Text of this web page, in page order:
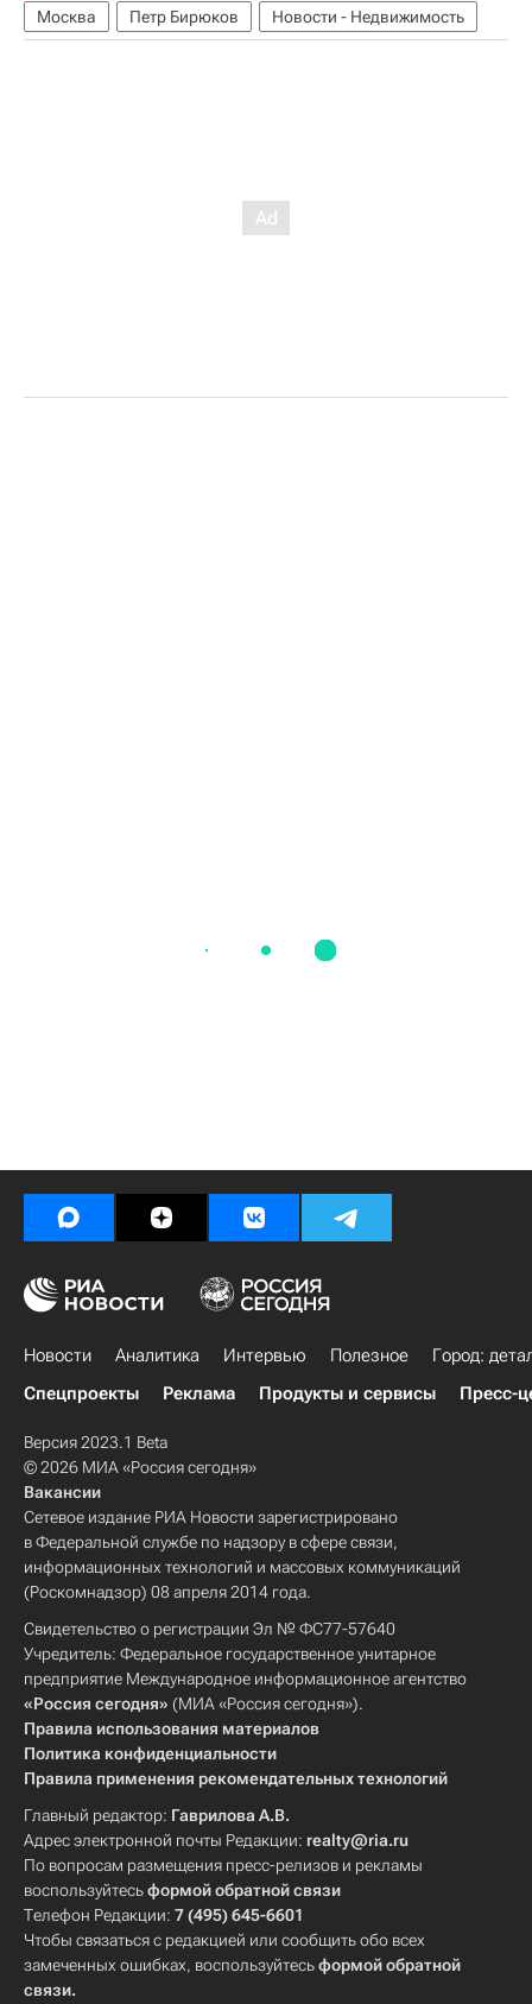
Москва
Петр Бирюков Новости - Недвижимость
Новости Аналитика Интервью Полезное
Город:
Спецпроекты
Реклама Продукты и сервисы Пресс-
Версия 2023.1 Beta
© 2026 МИА «Россия сегодня»
Вакансии
Сетевое издание РИА Новости зарегистрировано
в Федеральной службе по надзору в сфере связи,
информационных технологий и массовых коммуникаций
(Роскомнадзор) 08 апреля 2014 года.
Свидетельство о регистрации Эл № ФС77-57640
Учредитель: Федеральное государственное унитарное
предприятие Международное информационное агентство
«Россия сегодня» (МИА «Россия сегодня»).
Правила использования материалов
Политика конфиденциальности
Правила применения рекомендательных технологий
Главный редактор: Гаврилова А.В.
Адрес электронной почты Редакции: realty@ria.ru
По вопросам размещения пресс-релизов и рекламы
воспользуйтесьформой обратной связи
Телефон Редакции: 7 (495) 645-6601
Чтобы связаться с редакцией или сообщить обо всех
замеченных ошибках, воспользуйтесьформой обратной
связи.